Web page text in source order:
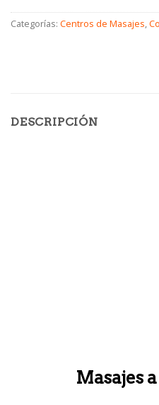
Categorías: Centros de Masajes,
DESCRIPCIÓN
Masajes